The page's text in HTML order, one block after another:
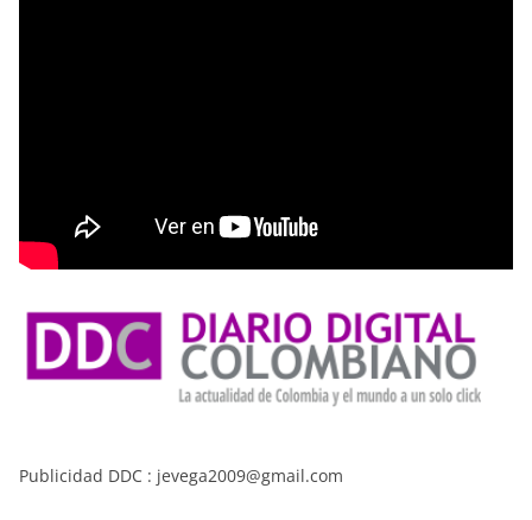
Publicidad DDC : jevega2009@gmail.com